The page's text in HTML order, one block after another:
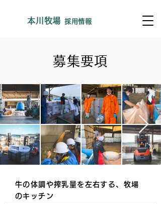
​本川牧場 採用情報
募集要項
牛の体調や搾乳量を左右する、牧場
のキッチン